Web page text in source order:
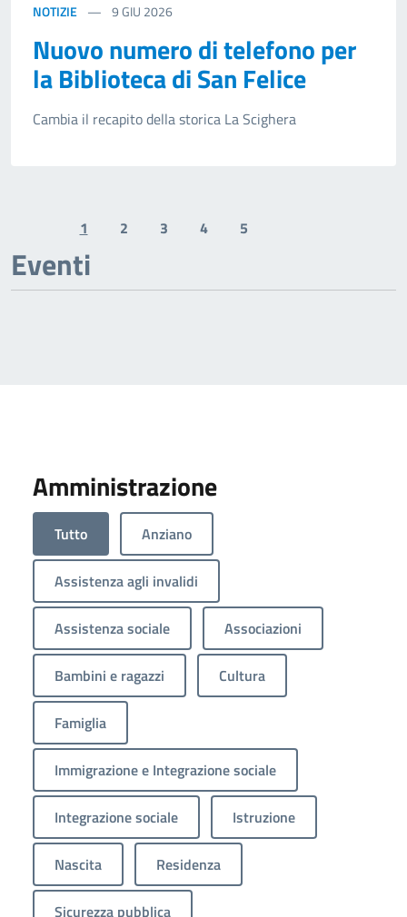
NOTIZIE 9GIU 2026
Nuovo numero di telefono per
la Biblioteca di San Felice
Cambia il recapito della storica La Scighera
Previous page
1 2 3 4 5
Eventi
Amministrazione
Tutto Anziano
Assistenza agli invalidi
Assistenza sociale Associazioni
Bambini e ragazzi Cultura
Famiglia
Immigrazione e Integrazione sociale
Integrazione sociale Istruzione
Nascita Residenza
Sicurezza pubblica